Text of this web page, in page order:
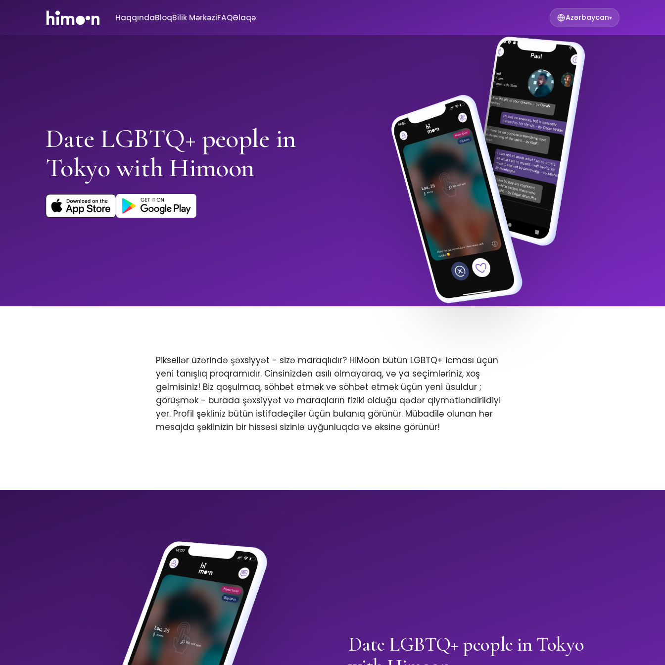
HaqqındaBloqBilik MərkəziFAQƏlaqə Azərbaycan▾
Date LGBTQ+ people in
Tokyo with Himoon
Piksellər üzərində şəxsiyyət - sizə maraqlıdır? HiMoon bütün LGBTQ+ icması üçün
yeni tanışlıq proqramıdır. Cinsinizdən asılı olmayaraq, və ya seçimləriniz, xoş
gəlmisiniz! Biz qoşulmaq, söhbət etmək və söhbət etmək üçün yeni üsuldur ;
görüşmək - burada şəxsiyyət və maraqların fiziki olduğu qədər qiymətləndirildiyi
yer. Profil şəkliniz bütün istifadəçilər üçün bulanıq görünür. Mübadilə olunan hər
mesajda şəklinizin bir hissəsi sizinlə uyğunluqda və əksinə görünür!
Date LGBTQ+ people in Tokyo